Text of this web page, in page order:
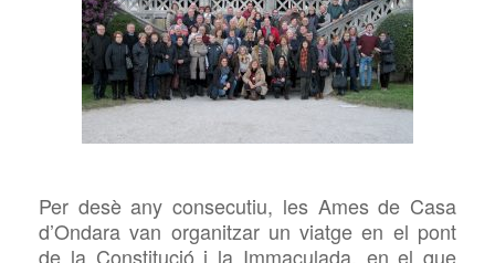
Per desè any consecutiu, les Ames de Casa
d’Ondara van organitzar un viatge en el pont
de la Constitució i la Immaculada, en el que